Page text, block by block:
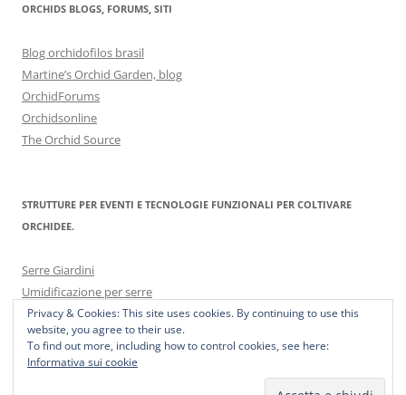
ORCHIDS BLOGS, FORUMS, SITI
Blog orchidofilos brasil
Martine’s Orchid Garden, blog
OrchidForums
Orchidsonline
The Orchid Source
STRUTTURE PER EVENTI E TECNOLOGIE FUNZIONALI PER COLTIVARE
ORCHIDEE.
Serre Giardini
Umidificazione per serre
Privacy & Cookies: This site uses cookies. By continuing to use this
website, you agree to their use.
To find out more, including how to control cookies, see here:
Informativa sui cookie